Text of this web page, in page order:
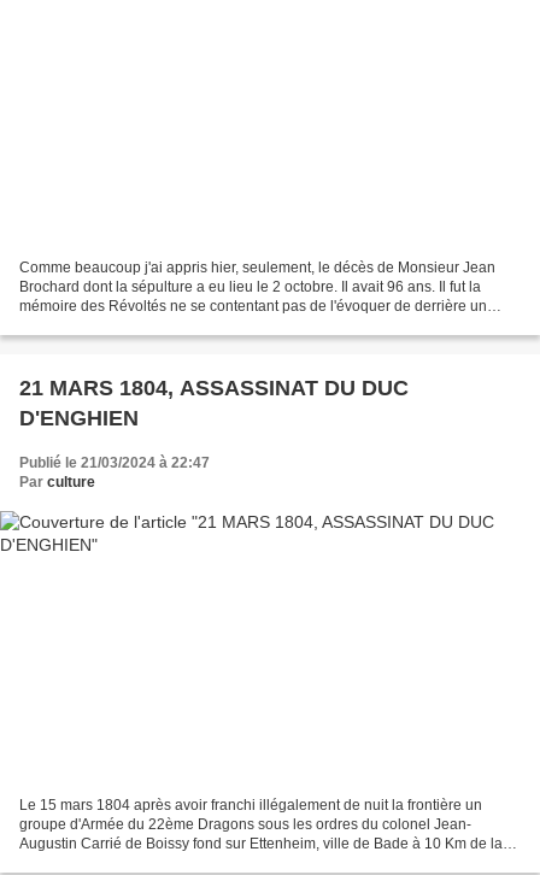
Comme beaucoup j'ai appris hier, seulement, le décès de Monsieur Jean
Brochard dont la sépulture a eu lieu le 2 octobre. Il avait 96 ans. Il fut la
mémoire des Révoltés ne se contentant pas de l'évoquer de derrière un
21 MARS 1804, ASSASSINAT DU DUC
D'ENGHIEN
Publié le 21/03/2024 à 22:47
Par culture
Le 15 mars 1804 après avoir franchi illégalement de nuit la frontière un
groupe d'Armée du 22ème Dragons sous les ordres du colonel Jean-
Augustin Carrié de Boissy fond sur Ettenheim, ville de Bade à 10 Km de la